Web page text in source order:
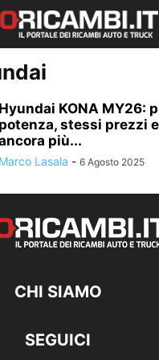
Hyundai KONA MY26:
potenza, stessi prezzi
più...
Marco Lasala - 6 Agosto 2025
CHI SIAMO
SEGUICI